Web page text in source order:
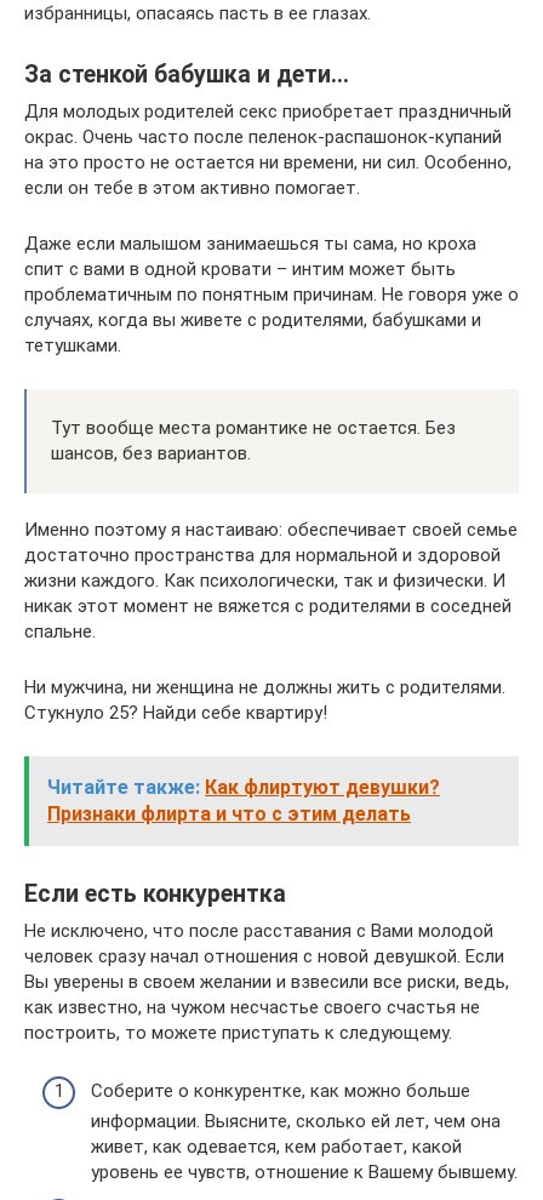
избранницы, опасаясь пасть в ее глазах.
За стенкой бабушка и дети…
Для молодых родителей секс приобретает праздничный
окрас. Очень часто после пеленок-распашонок-купаний
на это просто не остается ни времени, ни сил. Особенно,
если он тебе в этом активно помогает.
Даже если малышом занимаешься ты сама, но кроха
спит с вами в одной кровати – интим может быть
проблематичным по понятным причинам. Не говоря уже о
случаях, когда вы живете с родителями, бабушками и
тетушками.
Тут вообще места романтике не остается. Без
шансов, без вариантов.
Именно поэтому я настаиваю: обеспечивает своей семье
достаточно пространства для нормальной и здоровой
жизни каждого. Как психологически, так и физически. И
никак этот момент не вяжется с родителями в соседней
спальне.
Ни мужчина, ни женщина не должны жить с родителями.
Стукнуло 25? Найди себе квартиру!
Читайте также: Как флиртуют девушки?
Признаки флирта и что с этим делать
Если есть конкурентка
Не исключено, что после расставания с Вами молодой
человек сразу начал отношения с новой девушкой. Если
Вы уверены в своем желании и взвесили все риски, ведь,
как известно, на чужом несчастье своего счастья не
построить, то можете приступать к следующему.
Соберите о конкурентке, как можно больше
информации. Выясните, сколько ей лет, чем она
живет, как одевается, кем работает, какой
уровень ее чувств, отношение к Вашему бывшему.